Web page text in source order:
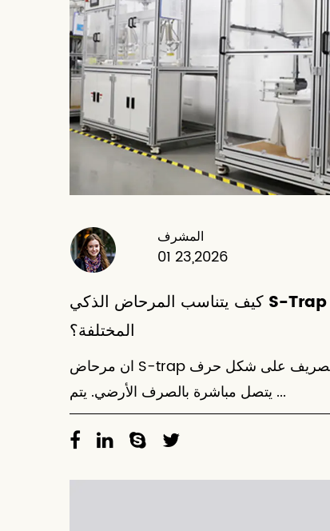
المشرف
01 23,2026
كيف يتناسب المرحاض الذكي S-Trap مع تخطيطات الصرف
المختلفة؟
ان مرحاض S-trap الذكي تم تصميمه بأنبوب تصريف على شكل حرف S
يتصل مباشرة بالصرف الأرضي. يتم ...